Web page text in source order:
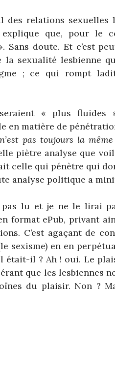
relations sexuelles
que, pour le
Sans doute. Et c’est
la sexualité lesbienne
; ce qui rompt
« plus fluides
en matière de
pas toujours la
piètre analyse que
celle qui pénètre qui
analyse politique a
lu et je ne le lirai
format ePub, privant
C’est agaçant de
sexisme) en en
était-il ? Ah ! oui. Le
que les lesbiennes
du plaisir. Non ?